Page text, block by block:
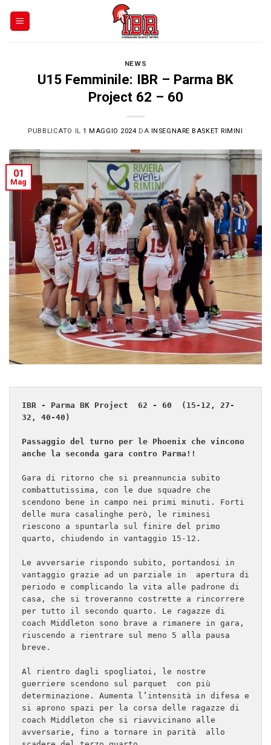
NEWS
U15 Femminile: IBR – Parma BK
Project 62 – 60
PUBBLICATO IL1 MAGGIO 2024 DA INSEGNARE BASKET RIMINI
01
Mag
IBR - Parma BK Project  62 - 60  (15-12, 27-
32, 40-40)
Passaggio del turno per le Phoenix che vincono
anche la seconda gara contro Parma!!
Gara di ritorno che si preannuncia subito
combattutissima, con le due squadre che
scendono bene in campo nei primi minuti. Forti
delle mura casalinghe però, le riminesi
riescono a spuntarla sul finire del primo
quarto, chiudendo in vantaggio 15-12.
Le avversarie rispondo subito, portandosi in
vantaggio grazie ad un parziale in  apertura di
periodo e complicando la vita alle padrone di
casa, che si troveranno costrette a rincorrere
per tutto il secondo quarto. Le ragazze di
coach Middleton sono brave a rimanere in gara,
riuscendo a rientrare sul meno 5 alla pausa
breve.
Al rientro dagli spogliatoi, le nostre
guerriere scendono sul parquet  con più
determinazione. Aumenta l’intensità in difesa e
si aprono spazi per la corsa delle ragazze di
coach Middleton che si riavvicinano alle
avversarie, fino a tornare in parità  allo